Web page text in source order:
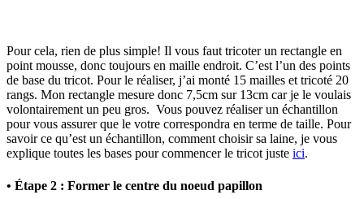
Pour cela, rien de plus simple! Il vous faut tricoter un rectangle en
point mousse, donc toujours en maille endroit. C’est l’un des points
de base du tricot. Pour le réaliser, j’ai monté 15 mailles et tricoté 20
rangs. Mon rectangle mesure donc 7,5cm sur 13cm car je le voulais
volontairement un peu gros. Vous pouvez réaliser un échantillon
pour vous assurer que le votre correspondra en terme de taille. Pour
savoir ce qu’est un échantillon, comment choisir sa laine, je vous
explique toutes les bases pour commencer le tricot juste ici.
• Étape 2 : Former le centre du noeud papillon